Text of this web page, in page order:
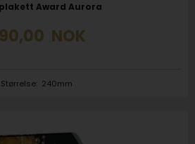
Award Aurora
NOK
Størrelse: 240mm